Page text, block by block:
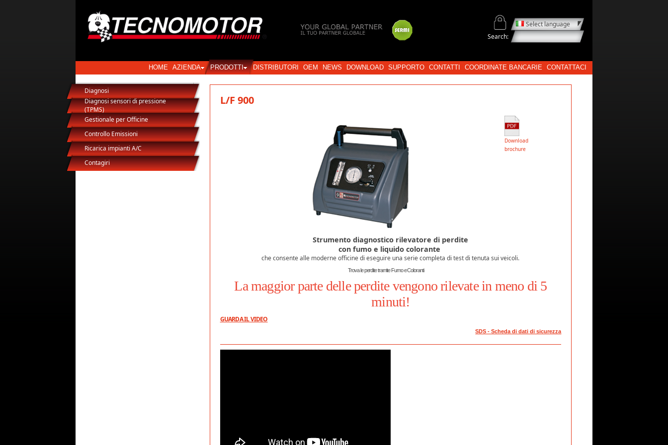
Select language
Search:
HOME AZIENDA PRODOTTI DISTRIBUTORI OEM NEWS DOWNLOAD SUPPORTO CONTATTI COORDINATE BANCARIE CONTATTACI
Diagnosi
Diagnosi sensori di pressione
(TPMS)
Gestionale per Officine
Controllo Emissioni
Ricarica impianti A/C
Contagiri
L/F 900
Download
brochure
Strumento diagnostico rilevatore di perdite
con fumo e liquido colorante
che consente alle moderne officine di eseguire una serie completa di test di tenuta sui veicoli.
Trova le perdite tramite Fumo e Coloranti
La maggior parte delle perdite vengono rilevate in meno di 5
minuti!
GUARDA IL VIDEO
SDS - Scheda di dati di sicurezza